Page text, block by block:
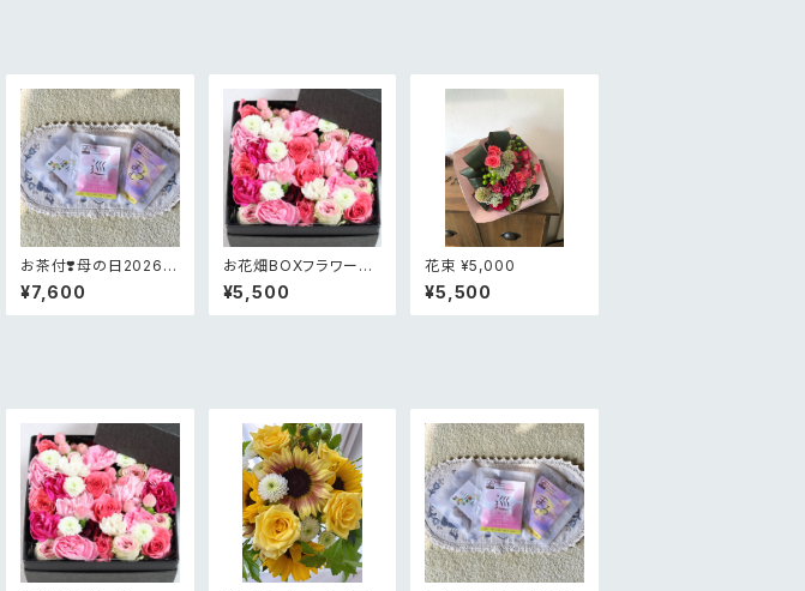
お茶付❣️母の日2026限
定ありがとうの花かご
アレンジメント
¥7,600
お花畑BOXフラワー
¥5,000
¥5,500
花束 ¥5,000
¥5,500